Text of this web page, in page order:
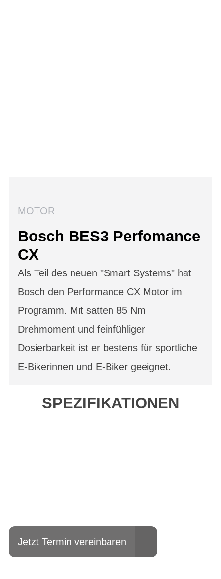
MOTOR
Bosch BES3 Perfomance
CX
Als Teil des neuen "Smart Systems" hat
Bosch den Performance CX Motor im
Programm. Mit satten 85 Nm
Drehmoment und feinfühliger
Dosierbarkeit ist er bestens für sportliche
E-Bikerinnen und E-Biker geeignet.
SPEZIFIKATIONEN
Jetzt Termin vereinbaren